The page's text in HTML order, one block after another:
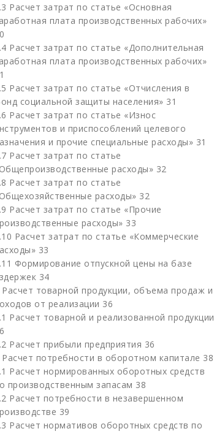
Расчет затрат по статье «Основная
плата производственных рабочих»
Расчет затрат по статье «Дополнительная
плата производственных рабочих»
Расчет затрат по статье «Отчисления в
социальной защиты населения» 31
Расчет затрат по статье «Износ
и приспособлений целевого
и прочие специальные расходы» 31
Расчет затрат по статье
расходы» 32
Расчет затрат по статье
расходы» 32
Расчет затрат по статье «Прочие
расходы» 33
Расчет затрат по статье «Коммерческие
33
Формирование отпускной цены на базе
34
Расчет товарной продукции, объема продаж и
от реализации 36
Расчет товарной и реализованной продукции
Расчет прибыли предприятия 36
Расчет потребности в оборотном капитале 38
Расчет нормированных оборотных средств
производственным запасам 38
Расчет потребности в незавершенном
39
Расчет нормативов оборотных средств по